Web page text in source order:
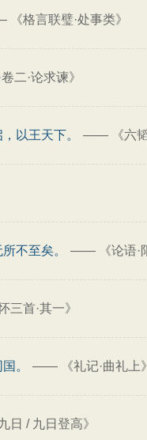
《格言联璧·处事类》
二·论求谏》
以王天下。 —— 《六
不至矣。 —— 《论语·
三首·其一》
。 —— 《礼记·曲礼上》
日 / 九日登高》